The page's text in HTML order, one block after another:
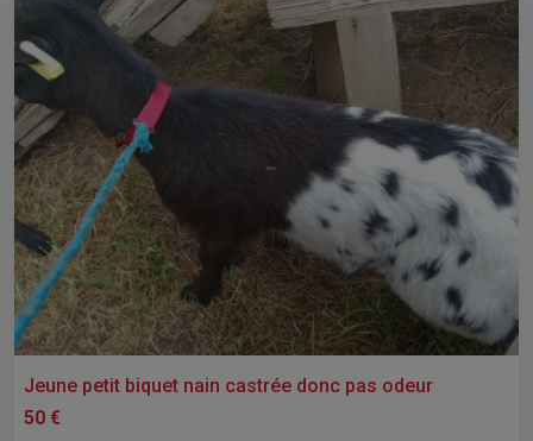
Jeune petit biquet nain castrée donc pas odeur
50 €